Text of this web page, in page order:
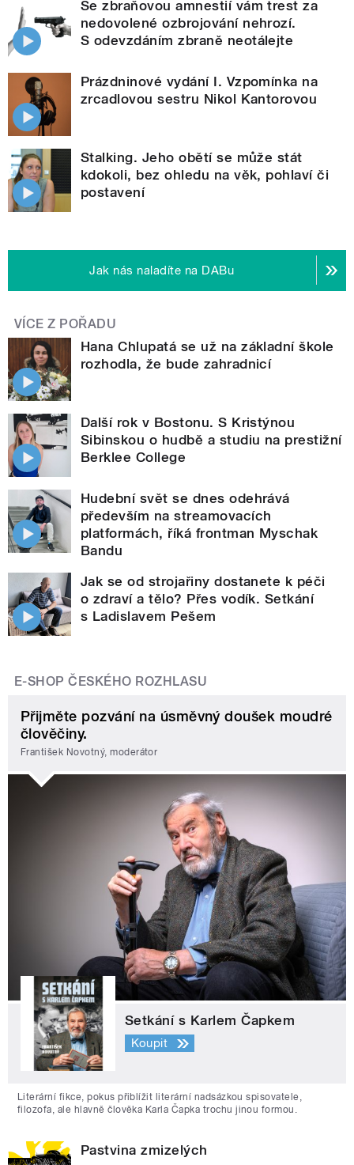
Se zbraňovou amnestií vám trest za
nedovolené ozbrojování nehrozí.
S odevzdáním zbraně neotálejte
Prázdninové vydání I. Vzpomínka na
zrcadlovou sestru Nikol Kantorovou
Stalking. Jeho obětí se může stát
kdokoli, bez ohledu na věk, pohlaví či
postavení
Jak nás naladíte na DABu
VÍCE Z POŘADU
Hana Chlupatá se už na základní škole
rozhodla, že bude zahradnicí
Další rok v Bostonu. S Kristýnou
Sibinskou o hudbě a studiu na prestižní
Berklee College
Hudební svět se dnes odehrává
především na streamovacích
platformách, říká frontman Myschak
Bandu
Jak se od strojařiny dostanete k péči
o zdraví a tělo? Přes vodík. Setkání
s Ladislavem Pešem
E-SHOP ČESKÉHO ROZHLASU
Přijměte pozvání na úsměvný doušek moudré
člověčiny.
František Novotný, moderátor
Setkání s Karlem Čapkem
Koupit
Literární fikce, pokus přiblížit literární nadsázkou spisovatele,
filozofa, ale hlavně člověka Karla Čapka trochu jinou formou.
Pastvina zmizelých